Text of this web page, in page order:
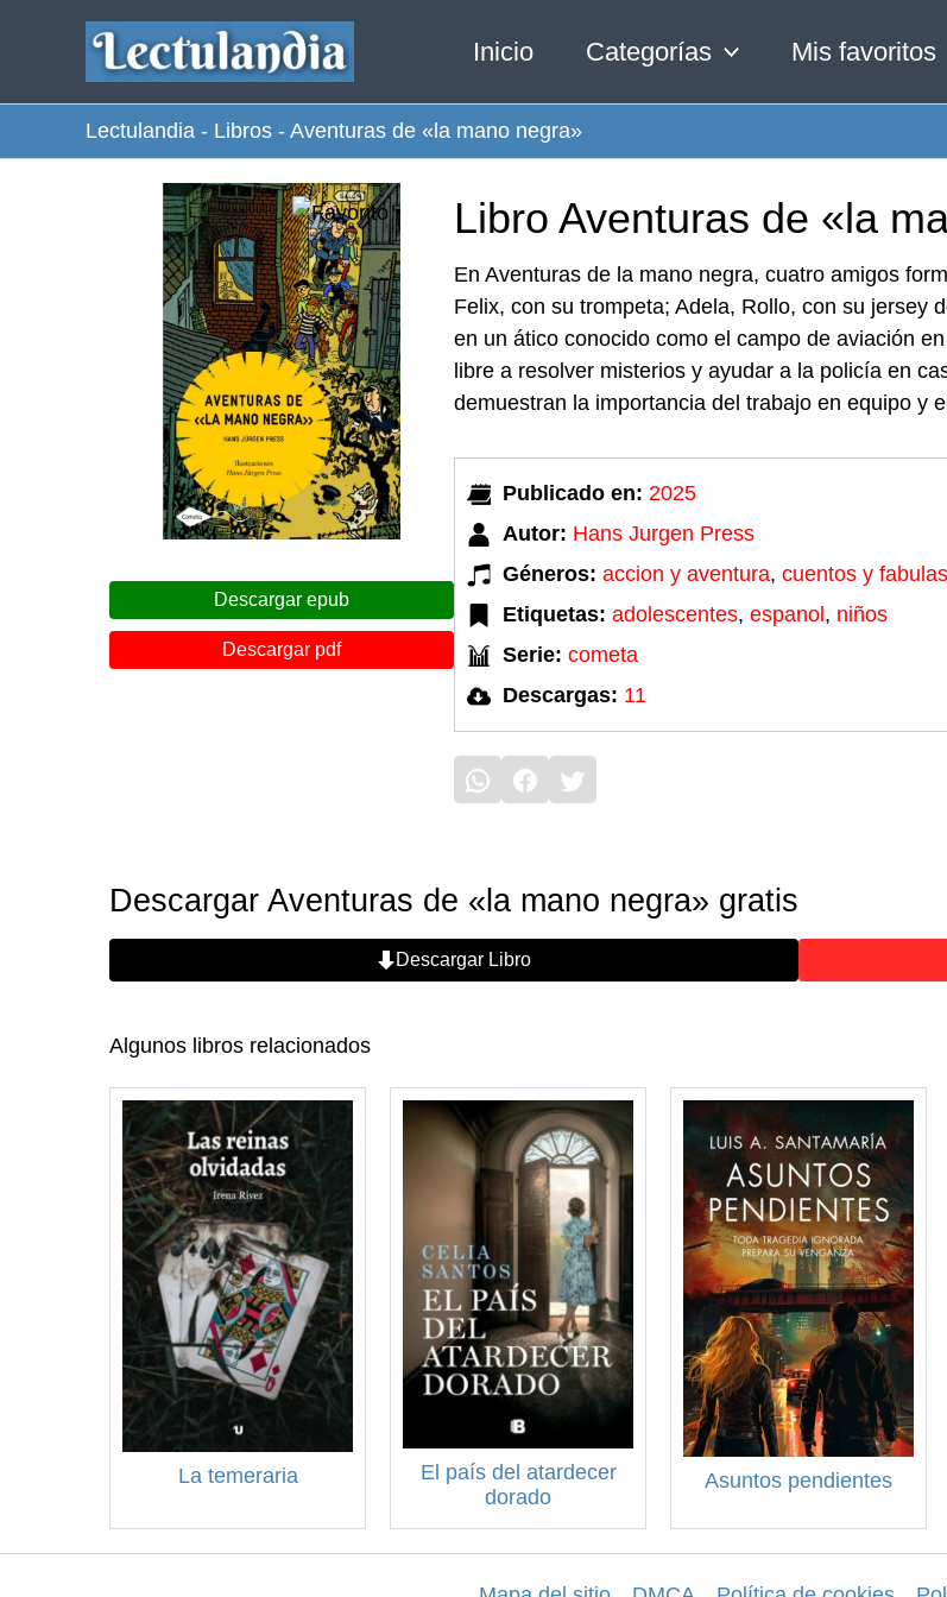
contenido
Inicio Categorías Mis favoritos
Lectulandia - Libros - Aventuras de «la mano negra»
Descargar epub
Descargar pdf
Libro Aventuras de «la
En Aventuras de la mano negra, cuatro amigos
Felix, con su trompeta; Adela, Rollo, con su jersey
en un ático conocido como el campo de aviación
libre a resolver misterios y ayudar a la policía en
demuestran la importancia del trabajo en equipo y
Publicado en: 2025
Autor: Hans Jurgen Press
Géneros: accion y aventura, cuentos y fabulas
Etiquetas: adolescentes, espanol, niños
Serie: cometa
Descargas: 11
Descargar Aventuras de «la mano negra» gratis
Descargar Libro
Algunos libros relacionados
La temeraria
El país del atardecer
dorado
Asuntos pendientes